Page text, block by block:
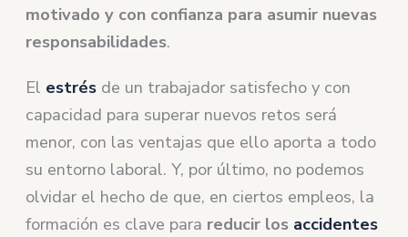
motivado y con confianza para asumir nuevas
responsabilidades.
El estrés de un trabajador satisfecho y con
capacidad para superar nuevos retos será
menor, con las ventajas que ello aporta a todo
su entorno laboral. Y, por último, no podemos
olvidar el hecho de que, en ciertos empleos, la
formación es clave para reducir los accidentes